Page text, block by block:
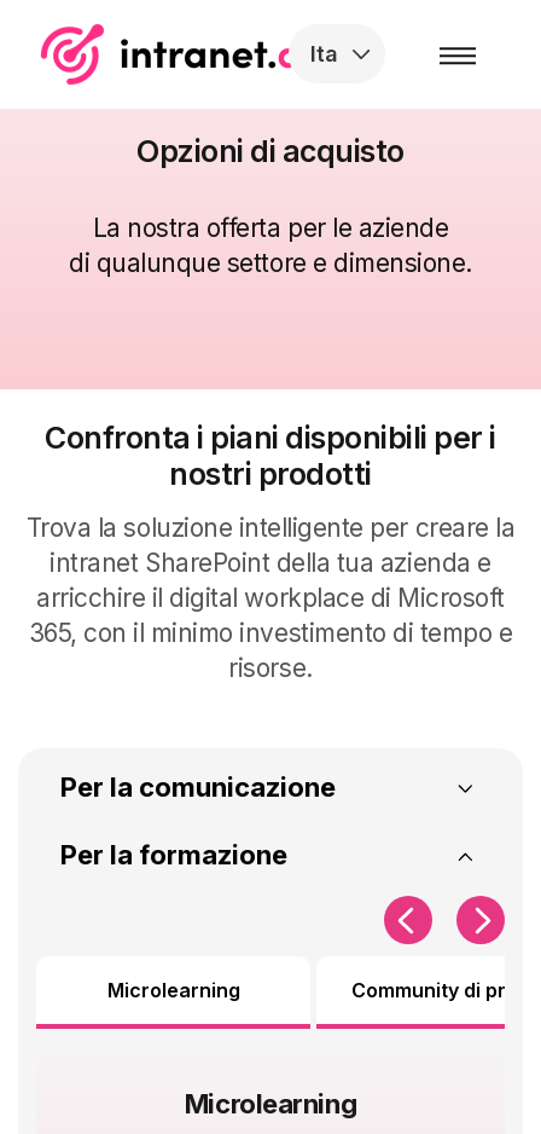
Ita
Opzioni di acquisto
La nostra offerta per le aziende
di qualunque settore e dimensione.
Confronta i piani disponibili per i
nostri prodotti
Trova la soluzione intelligente per creare la
intranet SharePoint della tua azienda e
arricchire il digital workplace di Microsoft
365, con il minimo investimento di tempo e
risorse.
Per la comunicazione
Intranet SharePoint Intranet Analytics
Crea la tua intranet SharePoint e
misurane l'efficacia con i nostri
Per la formazione
Microlearning Community di
Microlearning